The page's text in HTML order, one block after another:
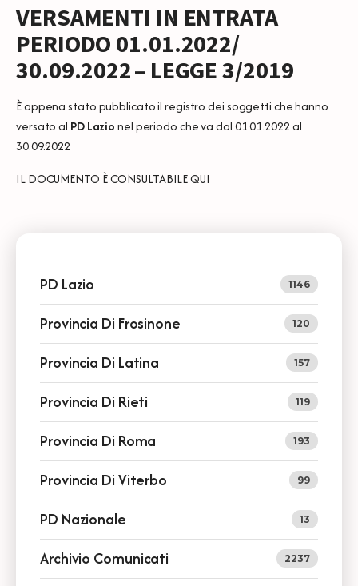
VERSAMENTI IN ENTRATA
PERIODO 01.01.2022/
30.09.2022– LEGGE 3/2019
È appena stato pubblicato il registro dei soggetti che hanno
versato al PD Lazionel periodo che va dal 01.01.2022 al
30.09.2022
IL DOCUMENTO È CONSULTABILEQUI
PD Lazio 1146
Provincia Di Frosinone 120
Provincia Di Latina 157
Provincia Di Rieti 119
Provincia Di Roma 193
Provincia Di Viterbo 99
PD Nazionale 13
Archivio Comunicati 2237